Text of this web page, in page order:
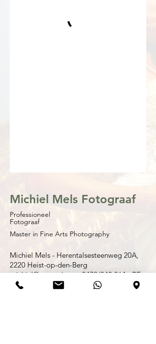
Michiel Mels Fotograaf
Professioneel
Fotograaf
Master in Fine Arts Photography
Michiel Mels - Herentalsesteenweg 20A,
2220 Heist-op-den-Berg
michiel@zwartwit.eu - 0479/340.264 -BE
0899.873.453 -